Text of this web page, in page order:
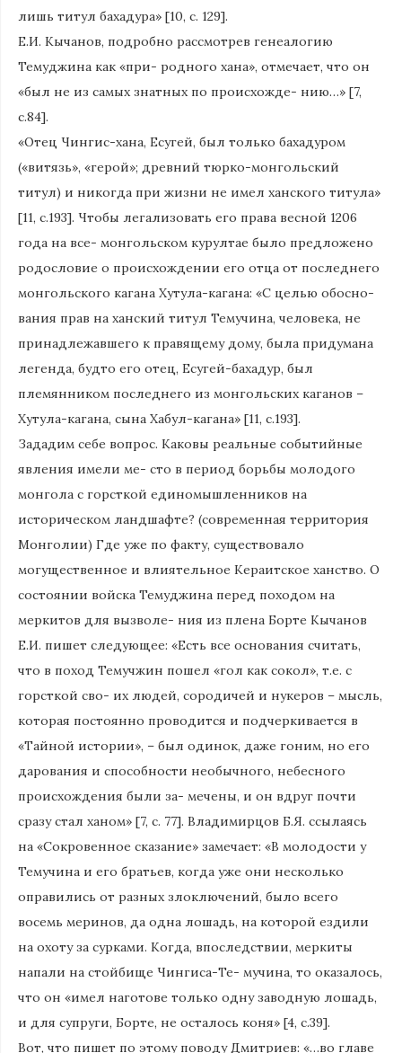
лишь титул бахадура» [10, с. 129].
Е.И. Кычанов, подробно рассмотрев генеалогию
Темуджина как «при- родного хана», отмечает, что он
«был не из самых знатных по происхожде- нию…» [7,
с.84].
«Отец Чингис-хана, Есугей, был только бахадуром
(«витязь», «герой»; древний тюрко-монгольский
титул) и никогда при жизни не имел ханского титула»
[11, с.193]. Чтобы легализовать его права весной 1206
года на все- монгольском курултае было предложено
родословие о происхождении его отца от последнего
монгольского кагана Хутула-кагана: «С целью обосно-
вания прав на ханский титул Темучина, человека, не
принадлежавшего к правящему дому, была придумана
легенда, будто его отец, Есугей-бахадур, был
племянником последнего из монгольских каганов –
Хутула-кагана, сына Хабул-кагана» [11, с.193].
Зададим себе вопрос. Каковы реальные событийные
явления имели ме- сто в период борьбы молодого
монгола с горсткой единомышленников на
историческом ландшафте? (современная территория
Монголии) Где уже по факту, существовало
могущественное и влиятельное Кераитское ханство. О
состоянии войска Темуджина перед походом на
меркитов для вызволе- ния из плена Борте Кычанов
Е.И. пишет следующее: «Есть все основания считать,
что в поход Темучжин пошел «гол как сокол», т.е. с
горсткой сво- их людей, сородичей и нукеров – мысль,
которая постоянно проводится и подчеркивается в
«Тайной истории», – был одинок, даже гоним, но его
дарования и способности необычного, небесного
происхождения были за- мечены, и он вдруг почти
сразу стал ханом» [7, с. 77]. Владимирцов Б.Я. ссылаясь
на «Сокровенное сказание» замечает: «В молодости у
Темучина и его братьев, когда уже они несколько
оправились от разных злоключений, было всего
восемь меринов, да одна лошадь, на которой ездили
на охоту за сурками. Когда, впоследствии, меркиты
напали на стойбище Чингиса-Те- мучина, то оказалось,
что он «имел наготове только одну заводную лошадь,
и для супруги, Борте, не осталось коня» [4, с.39].
Вот, что пишет по этому поводу Дмитриев: «…во главе